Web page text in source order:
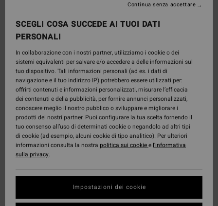
SCEGLI COSA SUCCEDE AI TUOI DATI
PERSONALI
In collaborazione con i nostri partner, utilizziamo i cookie o dei
sistemi equivalenti per salvare e/o accedere a delle informazioni sul
tuo dispositivo. Tali informazioni personali (ad es. i dati di
navigazione e il tuo indirizzo IP) potrebbero essere utilizzati per:
offrirti contenuti e informazioni personalizzati, misurare l’efficacia
dei contenuti e della pubblicità, per fornire annunci personalizzati,
conoscere meglio il nostro pubblico o sviluppare e migliorare i
prodotti dei nostri partner. Puoi configurare la tua scelta fornendo il
tuo consenso all’uso di determinati cookie o negandolo ad altri tipi
di cookie (ad esempio, alcuni cookie di tipo analitico). Per ulteriori
informazioni consulta la nostra politica sui cookiee l'informativa
sulla privacy.
Impostazioni dei cookie
Continua senza accettare